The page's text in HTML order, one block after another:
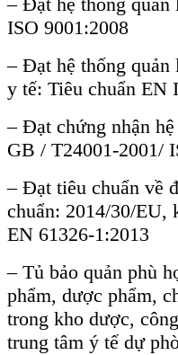
ISO 9001:2008
– Đạt hệ thống quản
y tế: Tiêu chuẩn EN
– Đạt chứng nhận
GB / T24001-2001/
– Đạt tiêu chuẩn về
chuẩn: 2014/30/EU,
EN 61326-1:2013
– Tủ bảo quản phù h
phẩm, dược phẩm,
trong kho dược, c
trung tâm ý tế dự ph